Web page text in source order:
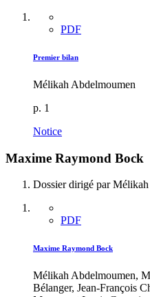
PDF
Premier bilan
Mélikah Abdelmoumen
p. 1
Notice
Maxime Raymond Bock
Dossier dirigé par
PDF
Maxime Raymond Bock
Mélikah Abdelmoumen,
Bélanger, Jean-François